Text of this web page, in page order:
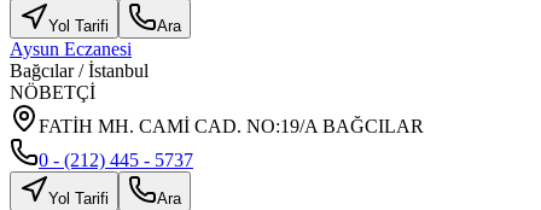
Yol Tarifi Ara
Aysun Eczanesi
Bağcılar/İstanbul
NÖBETÇİ
FATİH MH. CAMİ CAD. NO:19/A BAĞCILAR
0 - (212) 445 - 5737
Yol Tarifi Ara